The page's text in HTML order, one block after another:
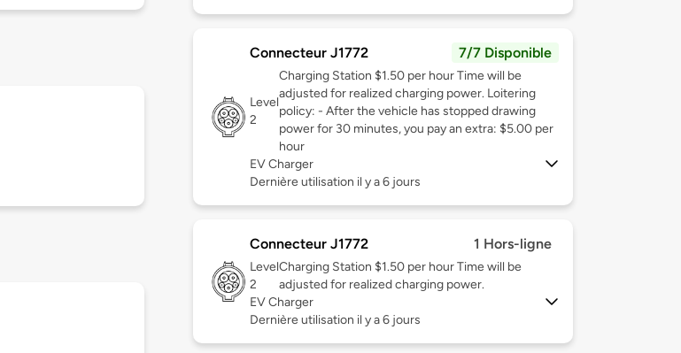
Connecteur J1772 7/7 Disponible
Level
2
Charging Station $1.50 per hour Time will be
adjusted for realized charging power. Loitering
policy: - After the vehicle has stopped drawing
power for 30 minutes, you pay an extra: $5.00 per
hour
EV Charger
Dernière utilisation il y a 6 jours
Connecteur J1772 1 Hors-ligne
Level
2
Charging Station $1.50 per hour Time will be
adjusted for realized charging power.
EV Charger
Dernière utilisation il y a 6 jours